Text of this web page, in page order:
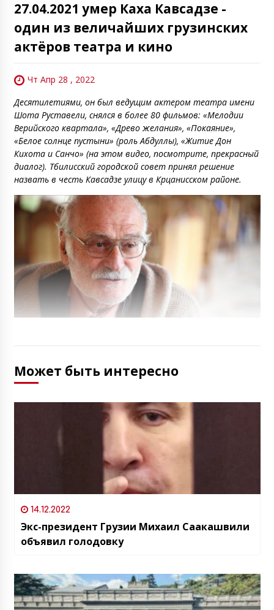
27.04.2021 умер Каха Кавсадзе -
один из величайших грузинских
актёров театра и кино
Чт Апр 28 , 2022
Десятилетиями, он был ведущим актером театра имени
Шота Руставели, снялся в более 80 фильмов: «Мелодии
Верийского квартала», «Древо желания», «Покаяние»,
«Белое солнце пустыни» (роль Абдуллы), «Житие Дон
Кихота и Санчо» (на этом видео, посмотрите, прекрасный
диалог). Тбилисский городской совет принял решение
назвать в честь Кавсадзе улицу в Крцанисском районе.
Может быть интересно
14.12.2022
Экс-президент Грузии Михаил Саакашвили
объявил голодовку